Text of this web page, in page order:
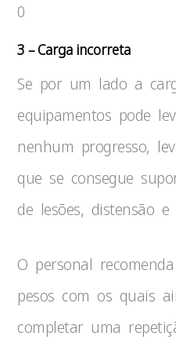
0
3 – Carga incorreta
Se por um lado a
equipamentos pode
nenhum progresso,
que se consegue
de lesões, distensão e
O personal
pesos com os quais
completar uma